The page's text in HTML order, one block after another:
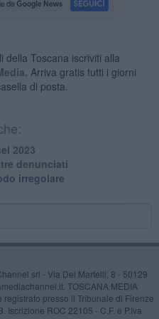
della Toscana iscriviti alla
Arriva gratis tutti i giorni
di posta.
2023
denunciati
irregolare
srl - Via Dei Martelli, 8 - 50129
TOSCANA MEDIA
presso il Tribunale di Firenze
Iscrizione ROC 22105 - C.F. e P.Iva